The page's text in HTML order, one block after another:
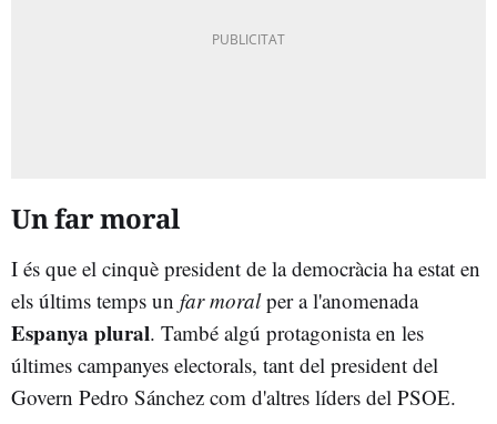
Un far moral
I és que el cinquè president de la democràcia ha estat en
els últims temps un far moralper a l'anomenada
Espanya plural. També algú protagonista en les
últimes campanyes electorals, tant del president del
Govern Pedro Sánchez com d'altres líders del PSOE.